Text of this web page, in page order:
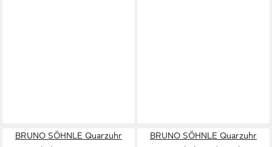
BRUNO SÖHNLE Quarzuhr
BRUNO SÖHNLE Quarzuhr